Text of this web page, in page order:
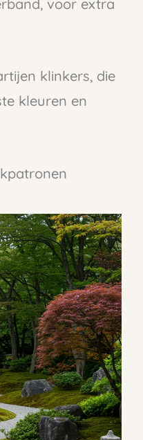
voor extra
klinkers, die
kleuren en